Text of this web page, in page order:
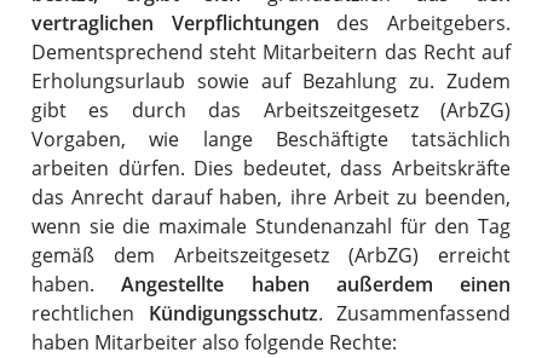
vertraglichen Verpflichtungen des Arbeitgebers.
Dementsprechend steht Mitarbeitern das Recht auf
Erholungsurlaub sowie auf Bezahlung zu. Zudem
gibt es durch das Arbeitszeitgesetz (ArbZG)
Vorgaben, wie lange Beschäftigte tatsächlich
arbeiten dürfen. Dies bedeutet, dass Arbeitskräfte
das Anrecht darauf haben, ihre Arbeit zu beenden,
wenn sie die maximale Stundenanzahl für den Tag
gemäß dem Arbeitszeitgesetz (ArbZG) erreicht
haben.Angestellte haben außerdem einen
rechtlichen Kündigungsschutz. Zusammenfassend
haben Mitarbeiter also folgende Rechte: